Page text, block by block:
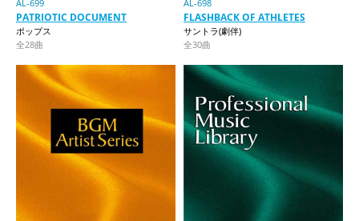
AL-699
PATRIOTIC DOCUMENT
ポップス
全28曲
AL-698
FLASHBACK OF ATHLETES
サントラ(劇伴)
全30曲